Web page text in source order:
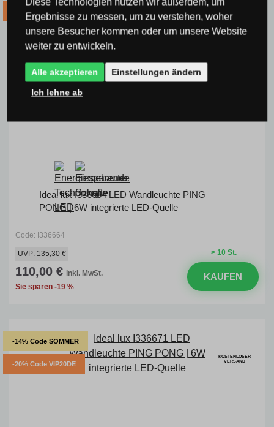
-20% Code VIP20DE
Ideal lux I336664 LED Wandleuchte PING
PONG | 6W integrierte LED-Quelle
Code: I336664
> 10 St.
UVP: 135,30 €
110,00 € inkl. MwSt.
Sie sparen -19 %
KAUFEN
-14% Code SOMMER
-20% Code VIP20DE
KOSTENLOSER
VERSAND
Ergebnisse zu messen, um zu verstehen, woher
unsere Besucher kommen oder um unsere Website
weiter zu entwickeln.
Alle akzeptieren Einstellungen ändern
Ich lehne ab